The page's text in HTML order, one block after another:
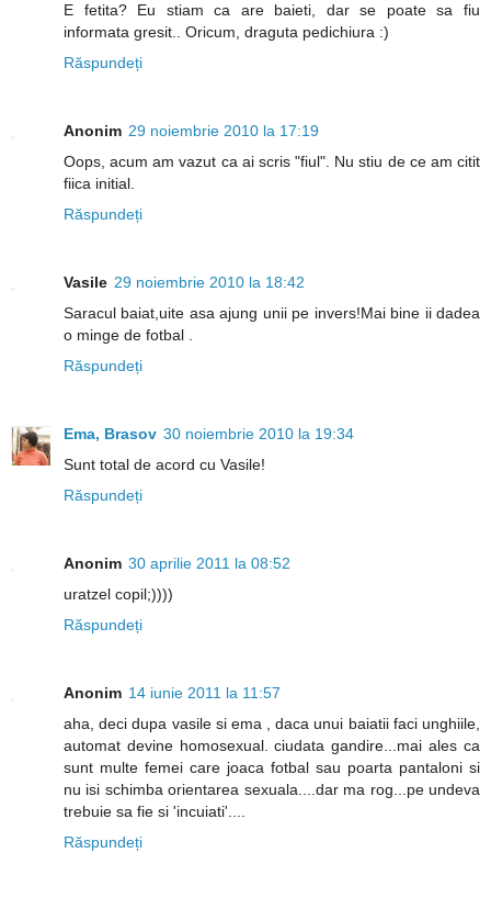
E fetita? Eu stiam ca are baieti, dar se poate sa fiu
informata gresit.. Oricum, draguta pedichiura :)
Răspundeți
Anonim 29 noiembrie 2010 la 17:19
Oops, acum am vazut ca ai scris "fiul". Nu stiu de ce am citit
fiica initial.
Răspundeți
Vasile 29 noiembrie 2010 la 18:42
Saracul baiat,uite asa ajung unii pe invers!Mai bine ii dadea
o minge de fotbal .
Răspundeți
Ema, Brasov 30 noiembrie 2010 la 19:34
Sunt total de acord cu Vasile!
Răspundeți
Anonim 30 aprilie 2011 la 08:52
uratzel copil;))))
Răspundeți
Anonim 14 iunie 2011 la 11:57
aha, deci dupa vasile si ema , daca unui baiatii faci unghiile,
automat devine homosexual. ciudata gandire...mai ales ca
sunt multe femei care joaca fotbal sau poarta pantaloni si
nu isi schimba orientarea sexuala....dar ma rog...pe undeva
trebuie sa fie si 'incuiati'....
Răspundeți